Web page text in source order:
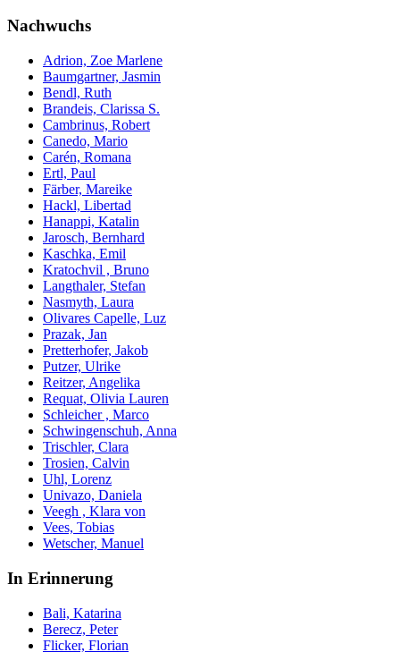
Nachwuchs
Adrion, Zoe Marlene
Baumgartner, Jasmin
Bendl, Ruth
Brandeis, Clarissa S.
Cambrinus, Robert
Canedo, Mario
Carén, Romana
Ertl, Paul
Färber, Mareike
Hackl, Libertad
Hanappi, Katalin
Jarosch, Bernhard
Kaschka, Emil
Kratochvil , Bruno
Langthaler, Stefan
Nasmyth, Laura
Olivares Capelle, Luz
Prazak, Jan
Pretterhofer, Jakob
Putzer, Ulrike
Reitzer, Angelika
Requat, Olivia Lauren
Schleicher , Marco
Schwingenschuh, Anna
Trischler, Clara
Trosien, Calvin
Uhl, Lorenz
Univazo, Daniela
Veegh , Klara von
Vees, Tobias
Wetscher, Manuel
In Erinnerung
Bali, Katarina
Berecz, Peter
Flicker, Florian